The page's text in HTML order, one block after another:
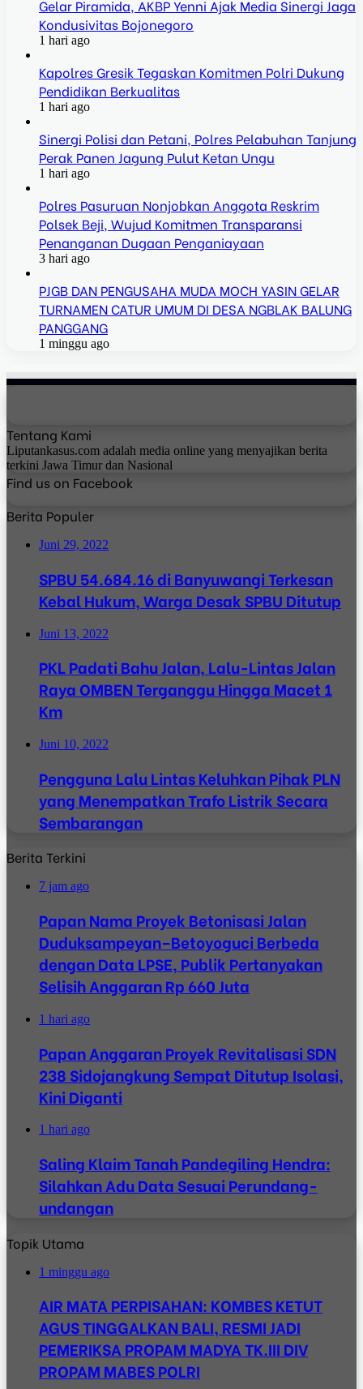
Gelar Piramida, AKBP Yenni Ajak Media Sinergi Jaga
Kondusivitas Bojonegoro
1 hari ago
Kapolres Gresik Tegaskan Komitmen Polri Dukung
Pendidikan Berkualitas
1 hari ago
Sinergi Polisi dan Petani, Polres Pelabuhan Tanjung
Perak Panen Jagung Pulut Ketan Ungu
1 hari ago
Polres Pasuruan Nonjobkan Anggota Reskrim
Polsek Beji, Wujud Komitmen Transparansi
Penanganan Dugaan Penganiayaan
3 hari ago
PJGB DAN PENGUSAHA MUDA MOCH YASIN GELAR
TURNAMEN CATUR UMUM DI DESA NGBLAK BALUNG
PANGGANG
1 minggu ago
Tentang Kami
Liputankasus.com adalah media online yang menyajikan berita
terkini Jawa Timur dan Nasional
Find us on Facebook
Berita Populer
Juni 29, 2022
SPBU 54.684.16 di Banyuwangi Terkesan
Kebal Hukum, Warga Desak SPBU Ditutup
Juni 13, 2022
PKL Padati Bahu Jalan, Lalu-Lintas Jalan
Raya OMBEN Terganggu Hingga Macet 1
Km
Juni 10, 2022
Pengguna Lalu Lintas Keluhkan Pihak PLN
yang Menempatkan Trafo Listrik Secara
Sembarangan
Berita Terkini
7 jam ago
Papan Nama Proyek Betonisasi Jalan
Duduksampeyan–Betoyoguci Berbeda
dengan Data LPSE, Publik Pertanyakan
Selisih Anggaran Rp 660 Juta
1 hari ago
Papan Anggaran Proyek Revitalisasi SDN
238 Sidojangkung Sempat Ditutup Isolasi,
Kini Diganti
1 hari ago
Saling Klaim Tanah Pandegiling Hendra:
Silahkan Adu Data Sesuai Perundang-
undangan
Topik Utama
1 minggu ago
AIR MATA PERPISAHAN: KOMBES KETUT
AGUS TINGGALKAN BALI, RESMI JADI
PEMERIKSA PROPAM MADYA TK.III DIV
PROPAM MABES POLRI